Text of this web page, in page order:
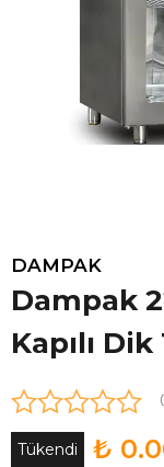
DAMPAK
Dampak
Kapılı
Tükendi ₺